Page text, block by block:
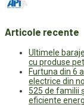
Articole recente
Ultimele
cu produse
Furtuna din 6
electrice din
525 de familii
eficiente